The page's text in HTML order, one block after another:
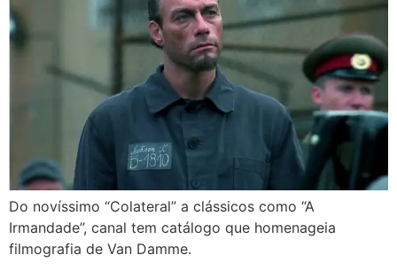
Do novíssimo “Colateral” a clássicos como “A
Irmandade”, canal tem catálogo que homenageia
filmografia de Van Damme.